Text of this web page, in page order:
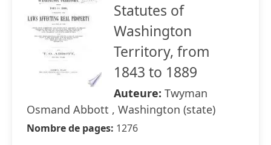
Statutes of
Washington
Territory, from
1843 to 1889
Auteure: Twyman
Osmand Abbott , Washington (state)
Nombre de pages: 1276